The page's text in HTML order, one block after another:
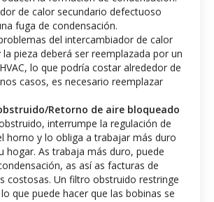
de calor secundario defectuoso
fuga de condensación.
del intercambiador de calor
pieza deberá ser reemplazada por un
lo que podría costar alrededor de
casos, es necesario reemplazar
Retorno de aire bloqueado
interrumpe la regulación de
horno y lo obliga a trabajar más duro
hogar. As trabaja más duro, puede
as así as facturas de
costosas. Un filtro obstruido restringe
que puede hacer que las bobinas se